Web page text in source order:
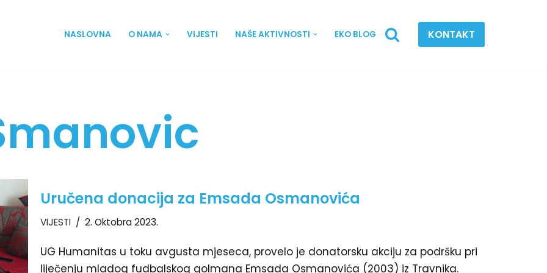
NASLOVNA O NAMA VIJESTI NAŠE AKTIVNOSTI EKO BLOG KONTAKT
Uručena donacija za Emsada Osmanovića
VIJESTI 2. Oktobra 2023.
UG Humanitas u toku avgusta mjeseca, provelo je donatorsku akciju za podršku pri
liječenju mladog fudbalskog golmana Emsada Osmanovića (2003) iz Travnika.